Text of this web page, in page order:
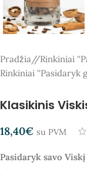
Pradžia / Rinkiniai
Rinkiniai ''Pasidaryk
Klasikinis
18,40€ su PVM
Pasidaryk savo